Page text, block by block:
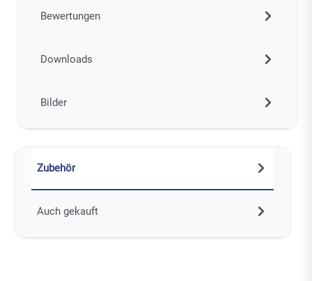
Bewertungen
Downloads
Bilder
Zubehör
Auch gekauft